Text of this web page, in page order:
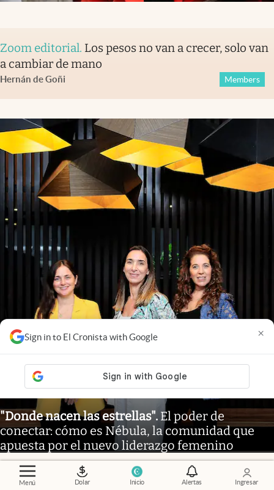
Menú Dolar Inicio Alertas Ingresar
Sign in to El Cronista with Google ×
Zoom editorial. Los pesos no van a crecer, solo van
a cambiar de mano
Hernán de Goñi Members
"Donde nacen las estrellas". El poder de
conectar: cómo es Nébula, la comunidad que
apuesta por el nuevo liderazgo femenino